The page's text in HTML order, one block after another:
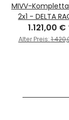
MIVV-
2x1 - DELTA
Carbon für
TUONO 660 BJ.
1.121,00 €
Alter Preis: